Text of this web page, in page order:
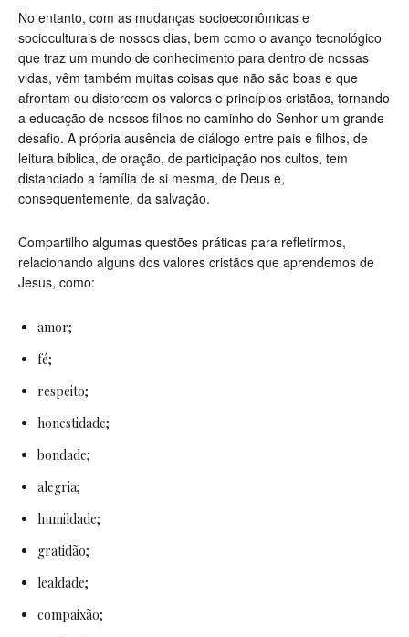
No entanto, com as mudanças socioeconômicas e
socioculturais de nossos dias, bem como o avanço tecnológico
que traz um mundo de conhecimento para dentro de nossas
vidas, vêm também muitas coisas que não são boas e que
afrontam ou distorcem os valores e princípios cristãos, tornando
a educação de nossos filhos no caminho do Senhor um grande
desafio. A própria ausência de diálogo entre pais e filhos, de
leitura bíblica, de oração, de participação nos cultos, tem
distanciado a família de si mesma, de Deus e,
consequentemente, da salvação.
Compartilho algumas questões práticas para refletirmos,
relacionando alguns dos valores cristãos que aprendemos de
Jesus, como:
amor;
fé;
respeito;
honestidade;
bondade;
alegria;
humildade;
gratidão;
lealdade;
compaixão;